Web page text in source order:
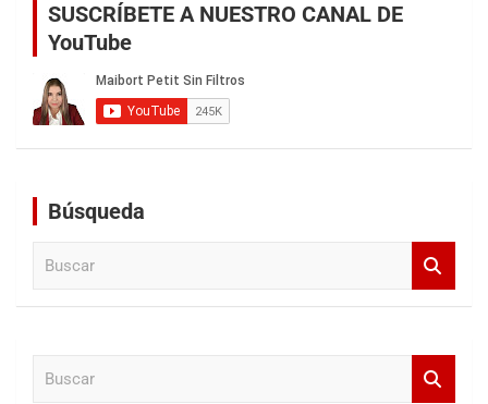
SUSCRÍBETE A NUESTRO CANAL DE
YouTube
Búsqueda